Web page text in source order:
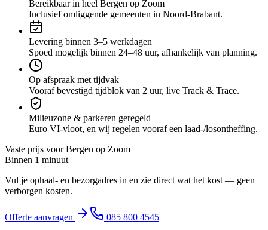
Bereikbaar in heel Bergen op Zoom
Inclusief omliggende gemeenten in Noord-Brabant.
Levering binnen 3–5 werkdagen
Spoed mogelijk binnen 24–48 uur, afhankelijk van planning.
Op afspraak met tijdvak
Vooraf bevestigd tijdblok van 2 uur, live Track & Trace.
Milieuzone & parkeren geregeld
Euro VI-vloot, en wij regelen vooraf een laad-/losontheffing.
Vaste prijs voorBergen op Zoom
Binnen 1 minuut
Vul je ophaal- en bezorgadres in en zie direct wat het kost — geen
verborgen kosten.
Offerte aanvragen 085 800 4545